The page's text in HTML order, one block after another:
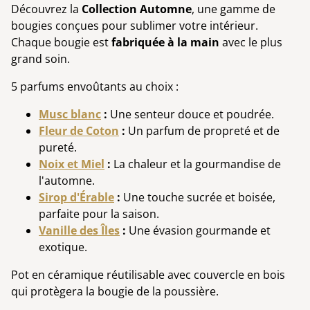
Découvrez la Collection Automne, une gamme de
bougies conçues pour sublimer votre intérieur.
Chaque bougie estfabriquée à la main avec le plus
grand soin.
5 parfums envoûtants au choix :
Musc blanc : Une senteur douce et poudrée.
Fleur de Coton : Un parfum de propreté et de
pureté.
Noix et Miel : La chaleur et la gourmandise de
l'automne.
Sirop d'Érable : Une touche sucrée et boisée,
parfaite pour la saison.
Vanille des Îles : Une évasion gourmande et
exotique.
Pot en céramique réutilisable avec couvercle en bois
qui protègera la bougie de la poussière.